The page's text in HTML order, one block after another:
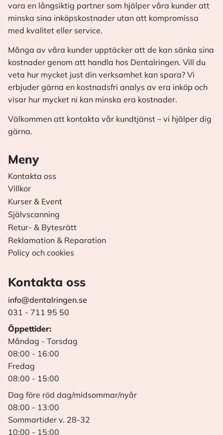
vara en långsiktig partner som hjälper våra kunder att
minska sina inköpskostnader utan att kompromissa
med kvalitet eller service.
Många av våra kunder upptäcker att de kan sänka sina
kostnader genom att handla hos Dentalringen. Vill du
veta hur mycket just din verksamhet kan spara? Vi
erbjuder gärna en kostnadsfri analys av era inköp och
visar hur mycket ni kan minska era kostnader.
Välkommen att kontakta vår kundtjänst – vi hjälper dig
gärna.
Meny
Kontakta oss
Villkor
Kurser & Event
Självscanning
Retur- & Bytesrätt
Reklamation & Reparation
Policy och cookies
Kontakta oss
info@dentalringen.se
031 - 711 95 50
Öppettider:
Måndag - Torsdag
08:00 - 16:00
Fredag
08:00 - 15:00
Dag före röd dag/midsommar/nyår
08:00 - 13:00
Sommartider v. 28-32
10:00 - 15:00